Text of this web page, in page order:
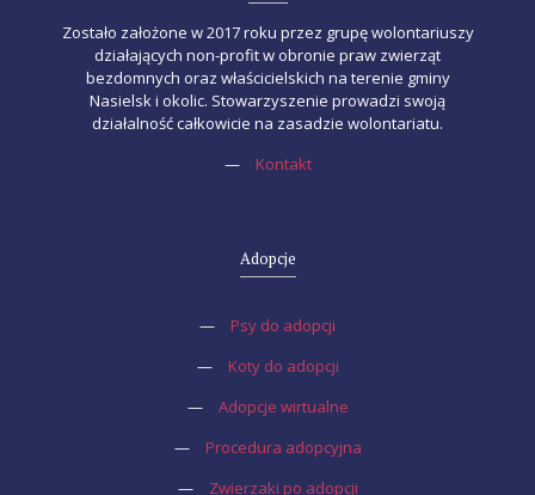
Zostało założone w 2017 roku przez grupę wolontariuszy
działających non-profit w obronie praw zwierząt
bezdomnych oraz właścicielskich na terenie gminy
Nasielsk i okolic. Stowarzyszenie prowadzi swoją
działalność całkowicie na zasadzie wolontariatu.
—
Kontakt
Adopcje
—
Psy do adopcji
—
Koty do adopcji
—
Adopcje wirtualne
—
Procedura adopcyjna
—
Zwierzaki po adopcji